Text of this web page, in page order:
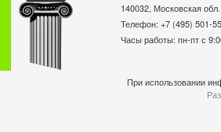
140032, Московская
Телефон: +7 (495)
Часы работы: пн-пт с
При использовании